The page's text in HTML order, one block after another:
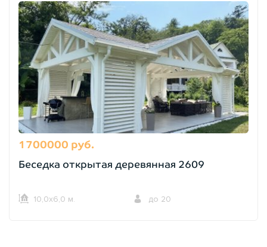
1700000 руб.
Беседка открытая деревянная 2609
10,0х6,0 м. до 20